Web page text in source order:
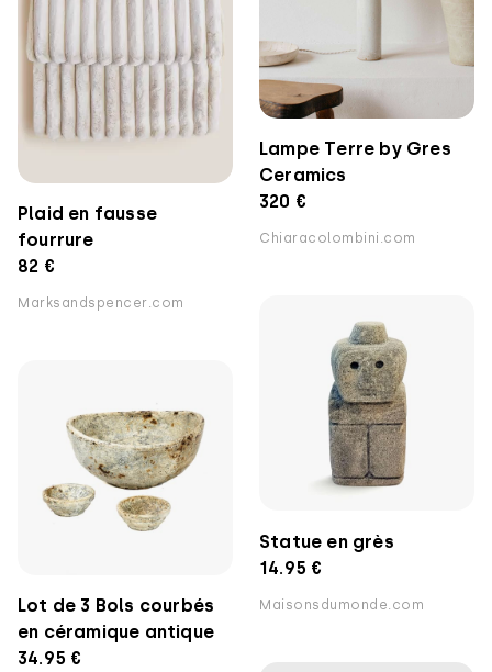
Plaid en fausse
fourrure
82 €
Marksandspencer.com
Lampe Terre by Gres
Ceramics
320 €
Chiaracolombini.com
Statue en grès
14.95 €
Maisonsdumonde.com
Lot de 3 Bols courbés
en céramique antique
34.95 €